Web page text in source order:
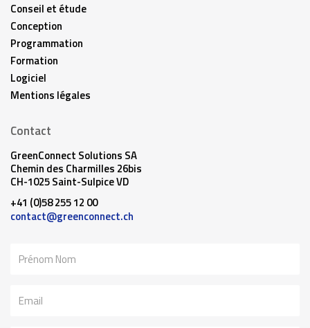
Conseil et étude
Conception
Programmation
Formation
Logiciel
Mentions légales
Contact
GreenConnect Solutions SA
Chemin des Charmilles 26bis
CH-1025 Saint-Sulpice VD
+41 (0)58 255 12 00
contact@greenconnect.ch